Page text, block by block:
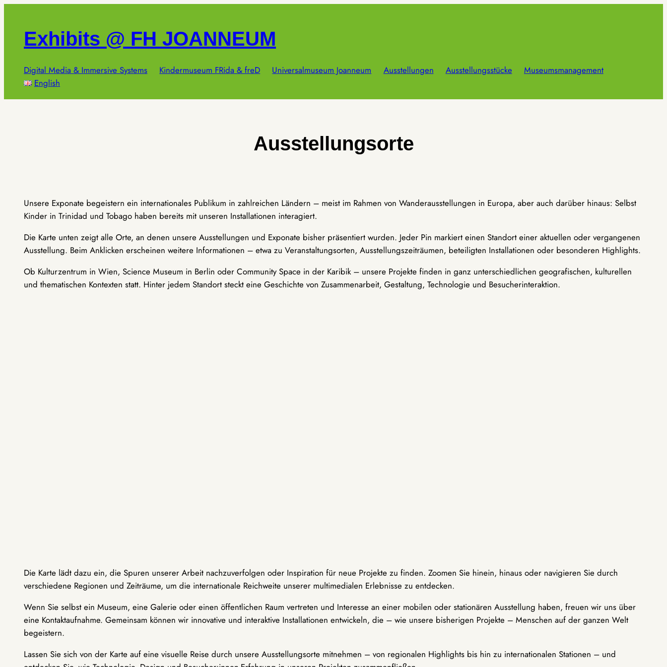
springenExhibits @ FH JOANNEUM
Digital Media & Immersive Systems Kindermuseum FRida & freD Universalmuseum Joanneum Ausstellungen Ausstellungsstücke
Museumsmanagement
English
Ausstellungsorte
Unsere Exponate begeistern ein internationales Publikum in zahlreichen Ländern – meist im Rahmen von Wanderausstellungen in Europa, aber auch darüber hinaus: Selbst
Kinder in Trinidad und Tobago haben bereits mit unseren Installationen interagiert.
Die Karte unten zeigt alle Orte, an denen unsere Ausstellungen und Exponate bisher präsentiert wurden. Jeder Pin markiert einen Standort einer aktuellen oder vergangenen
Ausstellung. Beim Anklicken erscheinen weitere Informationen – etwa zu Veranstaltungsorten, Ausstellungszeiträumen, beteiligten Installationen oder besonderen Highlights.
Ob Kulturzentrum in Wien, Science Museum in Berlin oder Community Space in der Karibik – unsere Projekte finden in ganz unterschiedlichen geografischen, kulturellen
und thematischen Kontexten statt. Hinter jedem Standort steckt eine Geschichte von Zusammenarbeit, Gestaltung, Technologie und Besucherinteraktion.
Die Karte lädt dazu ein, die Spuren unserer Arbeit nachzuverfolgen oder Inspiration für neue Projekte zu finden. Zoomen Sie hinein, hinaus oder navigieren Sie durch
verschiedene Regionen und Zeiträume, um die internationale Reichweite unserer multimedialen Erlebnisse zu entdecken.
Wenn Sie selbst ein Museum, eine Galerie oder einen öffentlichen Raum vertreten und Interesse an einer mobilen oder stationären Ausstellung haben, freuen wir uns über
eine Kontaktaufnahme. Gemeinsam können wir innovative und interaktive Installationen entwickeln, die – wie unsere bisherigen Projekte – Menschen auf der ganzen Welt
begeistern.
Lassen Sie sich von der Karte auf eine visuelle Reise durch unsere Ausstellungsorte mitnehmen – von regionalen Highlights bis hin zu internationalen Stationen – und